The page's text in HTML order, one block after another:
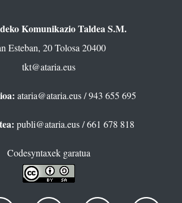
Komunikazio Taldea S.M.
Esteban, 20 Tolosa 20400
tkt@ataria.eus
ataria@ataria.eus/ 943 655 695
publi@ataria.eus/ 661 678 818
Codesyntaxek garatua